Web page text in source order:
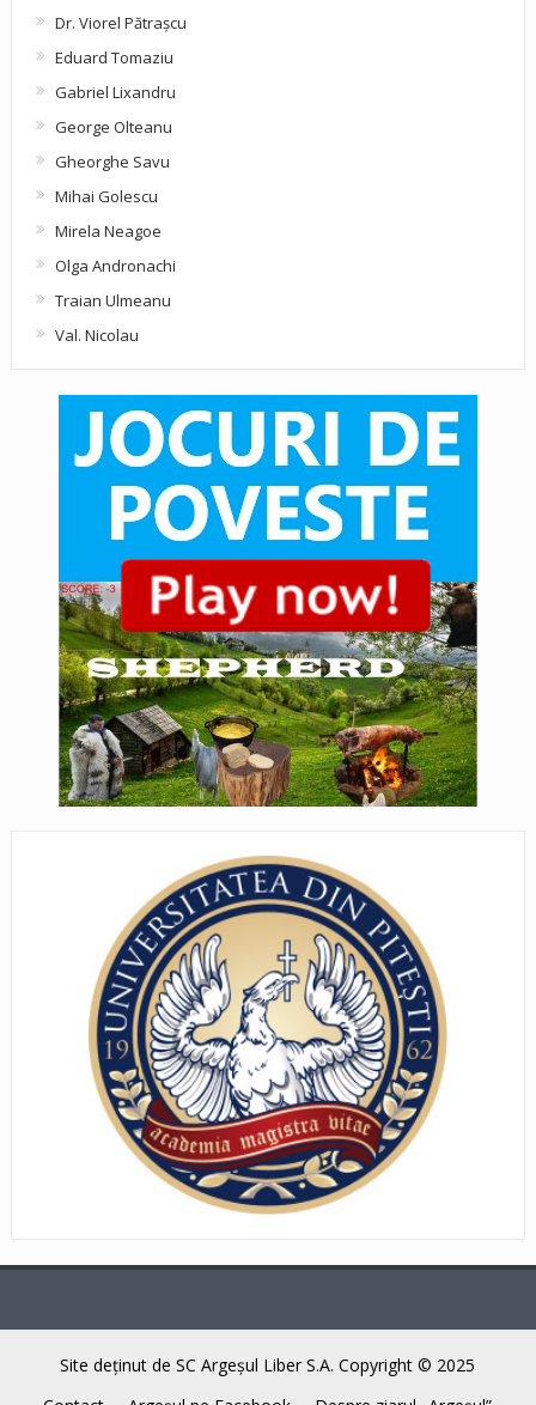
Dr. Viorel Pătraşcu
Eduard Tomaziu
Gabriel Lixandru
George Olteanu
Gheorghe Savu
Mihai Golescu
Mirela Neagoe
Olga Andronachi
Traian Ulmeanu
Val. Nicolau
Site deţinut de SC Argeşul Liber S.A. Copyright © 2025